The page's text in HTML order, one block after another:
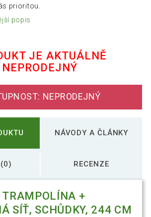
prioritou.
popis
JE AKTUÁLNĚ
NEPRODEJNÝ
NEPRODEJNÝ
NÁVODY A ČLÁNKY
RECENZE
+
SÍŤ, SCHŮDKY, 244 CM